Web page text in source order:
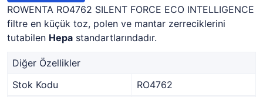
ROWENTA RO4762 SILENT FORCE ECO INTELLIGENCE
filtre en küçük toz, polen ve mantar zerreciklerini
tutabilen Hepa standartlarındadır.
Diğer Özellikler
Stok Kodu
RO4762